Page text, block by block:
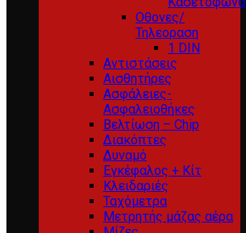
Οθονες/
Τηλεοραση
1 DIN
Αντιστάσεις
Αισθητήρες
Ασφάλειες-
Ασφαλειοθήκες
Βελτίωση – Chip
Διακόπτες
Δυναμό
Εγκέφαλος + Κίτ
Κλειδαριές
Ταχόμετρα
Μετρητής μάζας αέρα